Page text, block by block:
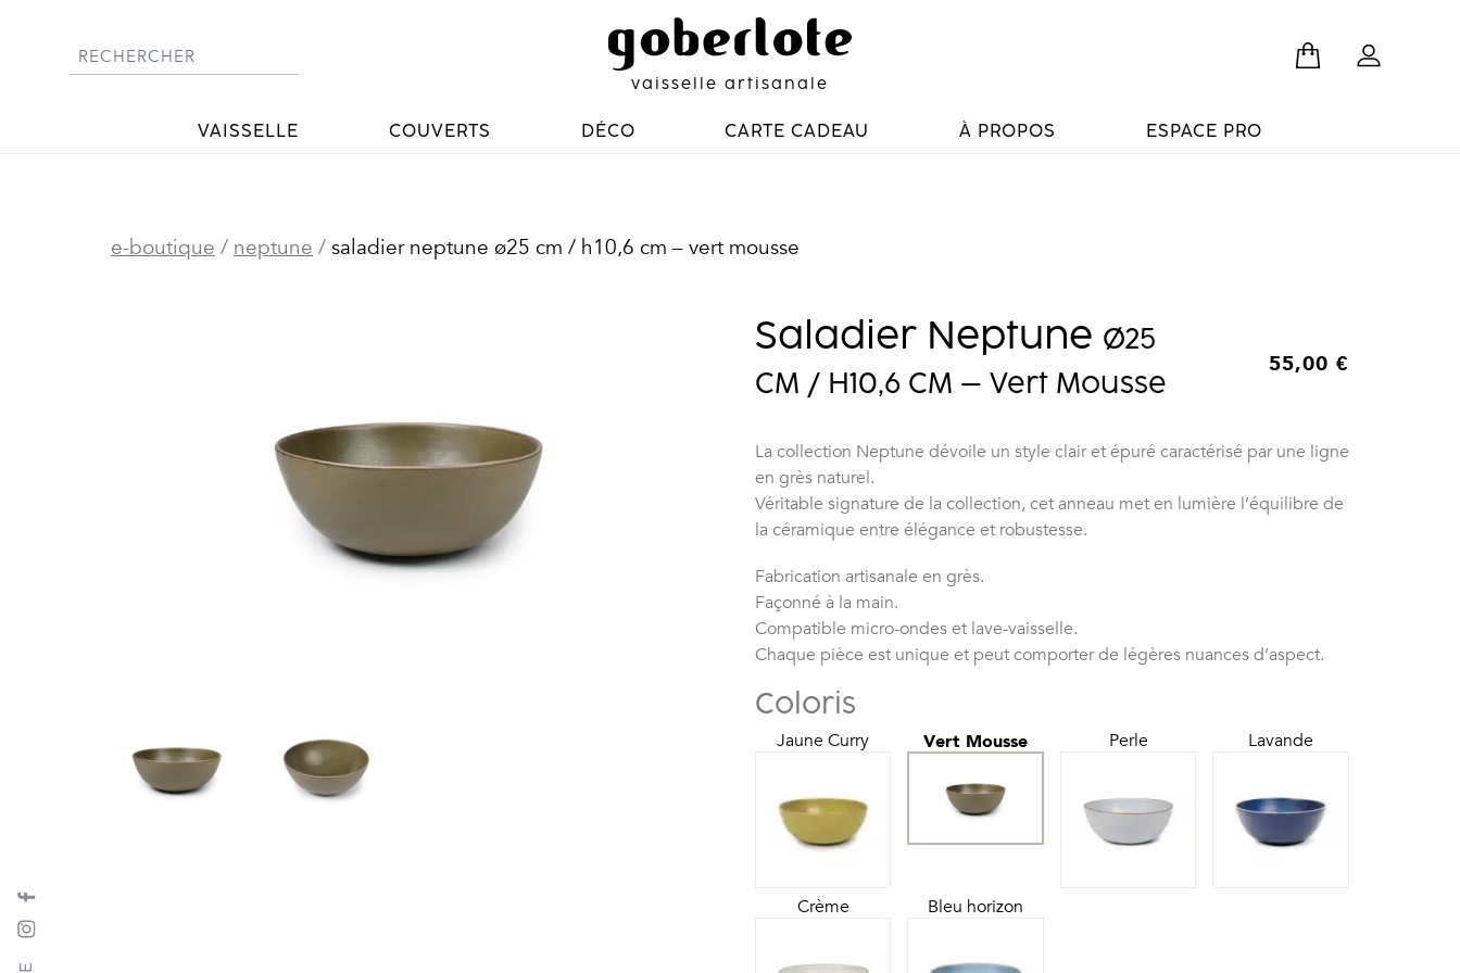
vaisselle artisanale
VAISSELLE COUVERTS DÉCO CARTE CADEAU À PROPOS ESPACE PRO
e-boutique / neptune /saladier neptune ø25 cm / h10,6 cm – vert mousse
Saladier Neptune Ø25
CM / H10,6 CM – Vert Mousse
55,00 €
La collection Neptune dévoile un style clair et épuré caractérisé par une ligne
en grès naturel.
Véritable signature de la collection, cet anneau met en lumière l’équilibre de
la céramique entre élégance et robustesse.
Fabrication artisanale en grès.
Façonné à la main.
Compatible micro-ondes et lave-vaisselle.
Chaque pièce est unique et peut comporter de légères nuances d’aspect.
Coloris
Jaune Curry Vert Mousse Perle Lavande
Crème Bleu horizon